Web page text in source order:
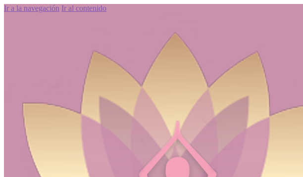
Ir a la navegación Ir al contenido